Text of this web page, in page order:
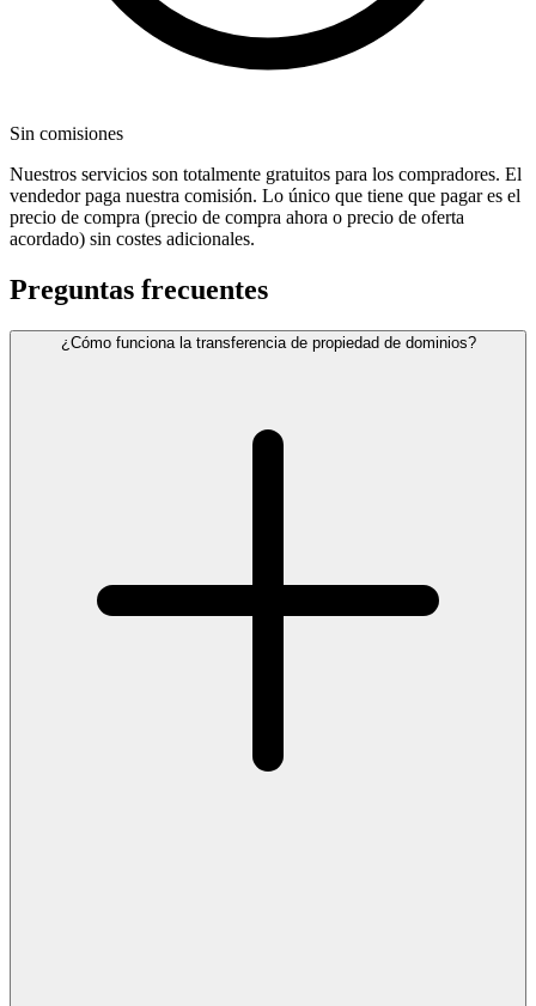
Sin comisiones
Nuestros servicios son totalmente gratuitos para los compradores. El
vendedor paga nuestra comisión. Lo único que tiene que pagar es el
precio de compra (precio de compra ahora o precio de oferta
acordado) sin costes adicionales.
Preguntas frecuentes
¿Cómo funciona la transferencia de propiedad de dominios?